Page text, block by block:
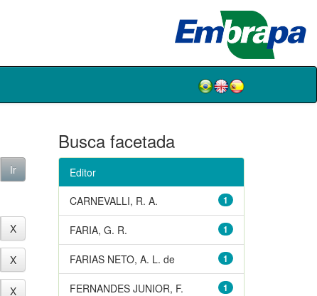
Busca facetada
Editor
1
CARNEVALLI, R. A.
1
FARIA, G. R.
1
FARIAS NETO, A. L. de
1
FERNANDES JUNIOR, F.